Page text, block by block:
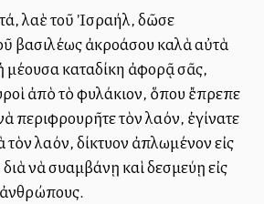
λαὲ τοῦ Ἰσραήλ, δῶσε
βασιλέως ἀκροάσου καλὰ αὐτὰ
καταδίκη ἀφορᾷ σᾶς,
ἀπὸ τὸ φυλάκιον, ὅπου ἔπρεπε
περιφρουρῆτε τὸν λαόν, ἐγίνατε
τὸν λαόν, δίκτυον ἀπλωμένον εἰς
νὰ συλλαμβάνῃ καὶ δεσμεύῃ εἰς